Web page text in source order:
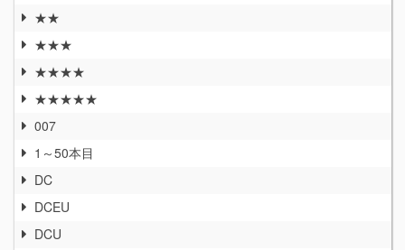
★★
★★★
★★★★
★★★★★
007
1～50本目
DC
DCEU
DCU